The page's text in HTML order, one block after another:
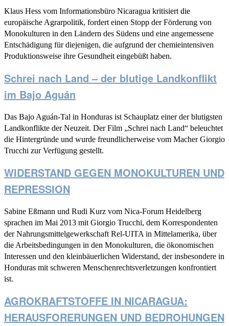
Klaus Hess vom Informationsbüro Nicaragua kritisiert die
europäische Agrarpolitik, fordert einen Stopp der Förderung von
Monokulturen in den Ländern des Südens und eine angemessene
Entschädigung für diejenigen, die aufgrund der chemieintensiven
Produktionsweise ihre Gesundheit eingebüßt haben.
Schrei nach Land – der blutige Landkonflikt
im Bajo Aguán
Das Bajo Aguán-Tal in Honduras ist Schauplatz einer der blutigsten
Landkonflikte der Neuzeit. Der Film „Schrei nach Land“ beleuchtet
die Hintergründe und wurde freundlicherweise vom Macher Giorgio
Trucchi zur Verfügung gestellt.
WIDERSTAND GEGEN MONOKULTUREN UND
REPRESSION
Sabine Eßmann und Rudi Kurz vom Nica-Forum Heidelberg
sprachen im Mai 2013 mit Giorgio Trucchi, dem Korrespondenten
der Nahrungsmittelgewerkschaft Rel-UITA in Mittelamerika, über
die Arbeitsbedingungen in den Monokulturen, die ökonomischen
Interessen und den kleinbäuerlichen Widerstand, der insbesondere in
Honduras mit schweren Menschenrechtsverletzungen konfrontiert
ist.
AGROKRAFTSTOFFE IN NICARAGUA:
HERAUSFORERUNGEN UND BEDROHUNGEN